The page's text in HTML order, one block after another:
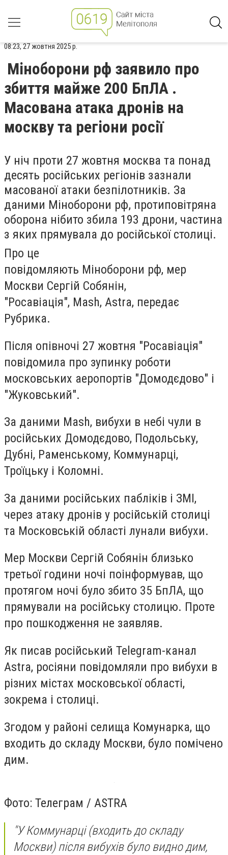
08:23, 27 жовтня 2025 р.
Міноборони рф заявило про
збиття майже 200 БпЛА .
Масована атака дронів на
москву та регіони росії
У ніч проти 27 жовтня москва та понад
десять російських регіонів зазнали
масованої атаки безпілотників. За
даними Міноборони рф, протиповітряна
оборона нібито збила 193 дрони, частина
з яких прямувала до російської столиці.
Про це
повідомляють Міноборони рф, мер
Москви Сергій Собянін,
"Росавіація", Mash, Astra, передає
Рубрика.
Після опівночі 27 жовтня "Росавіація"
повідомила про зупинку роботи
московських аеропортів "Домодєдово" і
"Жуковський".
За даними Mash, вибухи в небі чули в
російських Домодєдово, Подольську,
Дубні, Раменському, Коммунарці,
Троїцьку і Коломні.
За даними російських пабліків і ЗМІ,
через атаку дронів у російській столиці
та Московській області лунали вибухи.
Мер Москви Сергій Собянін близько
третьої години ночі поінформував, що
протягом ночі було збито 35 БпЛА, що
прямували на російську столицю. Проте
про пошкодження не заявляв.
Як писав російський Telegram-канал
Astra, росіяни повідомляли про вибухи в
різних містах московської області,
зокрема і столиці.
Згодом у районі селища Комунарка, що
входить до складу Москви, було помічено
дим.
Фото: Teлеграм / ASTRA
"У Коммунарці (входить до складу
Москви) після вибухів було видно дим,